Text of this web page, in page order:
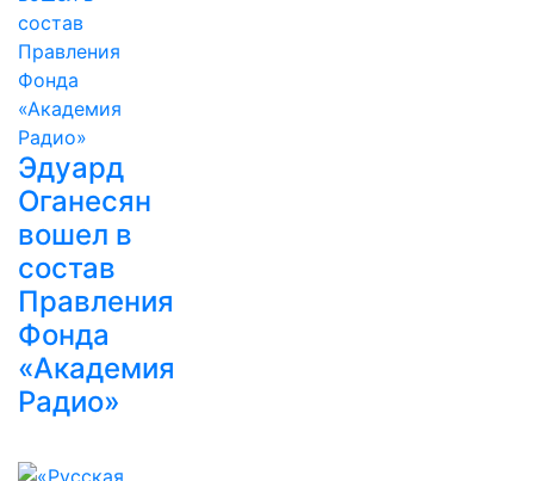
Эдуард
Оганесян
вошел в
состав
Правления
Фонда
«Академия
Радио»